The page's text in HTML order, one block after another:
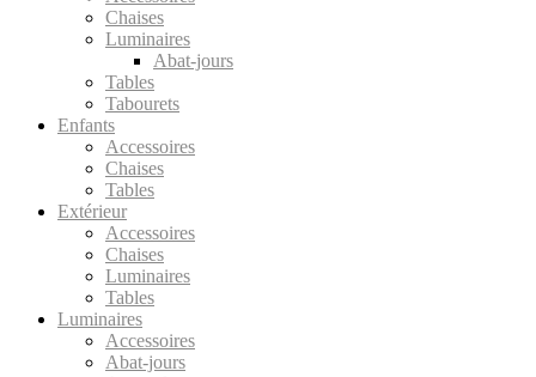
Chaises
Luminaires
Abat-jours
Tables
Tabourets
Enfants
Accessoires
Chaises
Tables
Extérieur
Accessoires
Chaises
Luminaires
Tables
Luminaires
Accessoires
Abat-jours